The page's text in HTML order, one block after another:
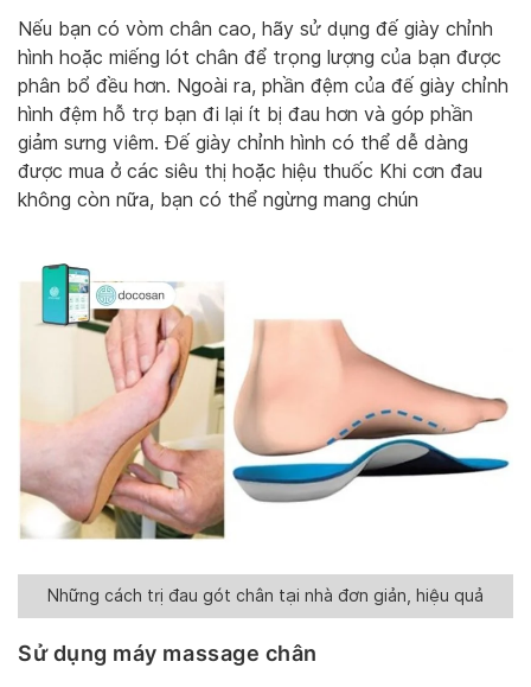
Nếu bạn có vòm chân cao, hãy sử dụng đế giày chỉnh
hình hoặc miếng lót chân để trọng lượng của bạn được
phân bổ đều hơn. Ngoài ra, phần đệm của đế giày chỉnh
hình đệm hỗ trợ bạn đi lại ít bị đau hơn và góp phần
giảm sưng viêm. Đế giày chỉnh hình có thể dễ dàng
được mua ở các siêu thị hoặc hiệu thuốc Khi cơn đau
không còn nữa, bạn có thể ngừng mang chún
Những cách trị đau gót chân tại nhà đơn giản, hiệu quả
Sử dụng máy massage chân